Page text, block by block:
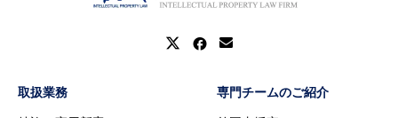
取扱業務 専門チームのご紹介